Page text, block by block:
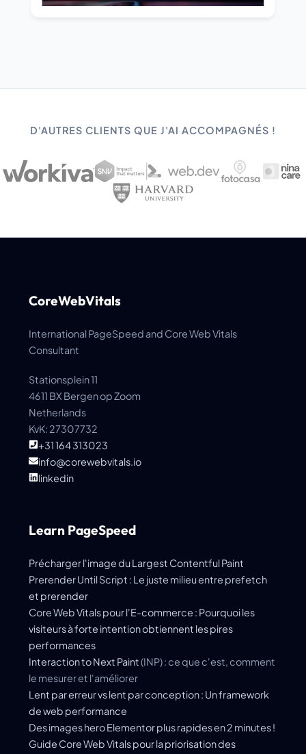
D'AUTRES CLIENTS QUE J'AI ACCOMPAGNÉS !
CoreWebVitals
International PageSpeed and Core Web Vitals
Consultant
Stationsplein 11
4611 BX Bergen op Zoom
Netherlands
KvK: 27307732
+31 164 313023
info@corewebvitals.io
linkedin
Learn PageSpeed
Précharger l'image duLargest Contentful Paint
Prerender Until Script : Le juste milieu entre prefetch
et prerender
Core Web Vitals pour l'E-commerce : Pourquoi les
visiteurs à forte intention obtiennent les pires
performances
Interaction to Next Paint(INP) : ce que c'est, comment
le mesurer et l'améliorer
Lent par erreur vs lent par conception : Un framework
de web performance
Des images hero Elementor plus rapides en 2 minutes !
Guide Core Web Vitals pour la priorisation des